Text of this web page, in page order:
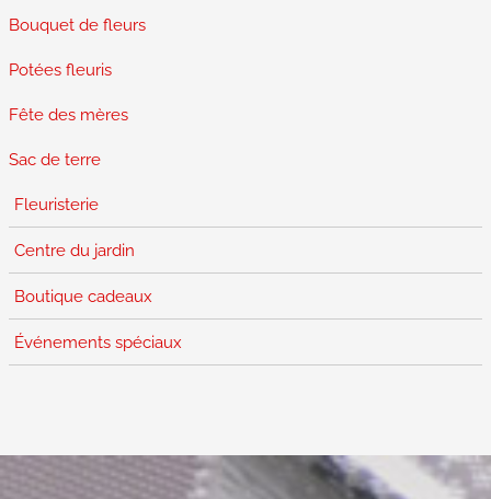
Bouquet de fleurs
Potées fleuris
Fête des mères
Sac de terre
Fleuristerie
Centre du jardin
Boutique cadeaux
Événements spéciaux